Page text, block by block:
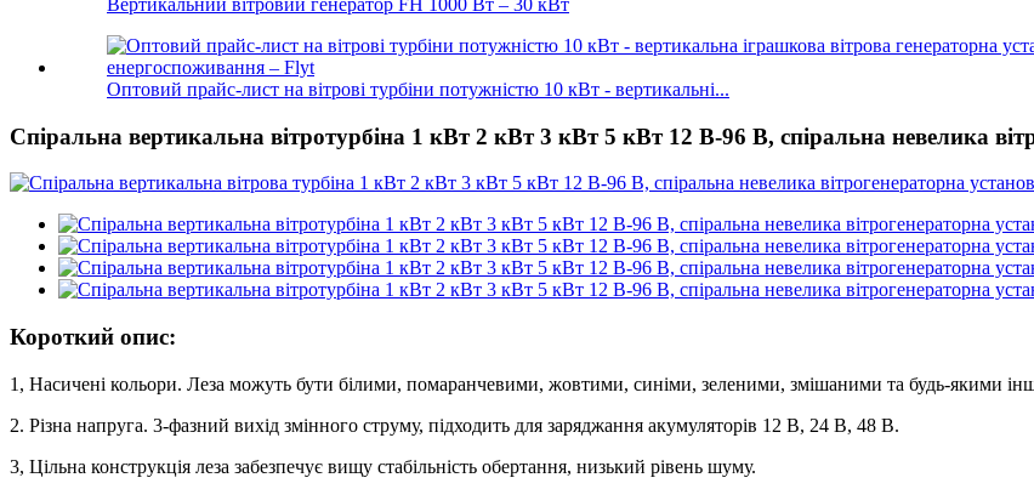
Оптовий прайс-лист на вітрові турбіни потужністю 10 кВт - вертикальні...
Спіральна вертикальна вітротурбіна 1 кВт 2 кВт 3 кВт 5 кВт 12 В-96 В, спіральна невелика
Короткий опис:
1, Насичені кольори. Леза можуть бути білими, помаранчевими, жовтими, синіми, зеленими, змішаними та будь-якими
2. Різна напруга. 3-фазний вихід змінного струму, підходить для заряджання акумуляторів 12 В, 24 В, 48 В.
3, Цільна конструкція леза забезпечує вищу стабільність обертання, низький рівень шуму.